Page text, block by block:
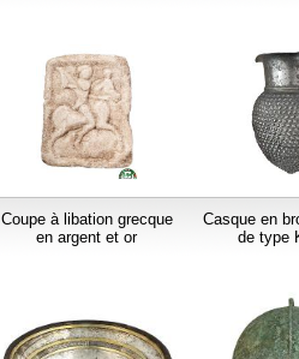
Coupe à libation grecque
en argent et or
Casque en
de type